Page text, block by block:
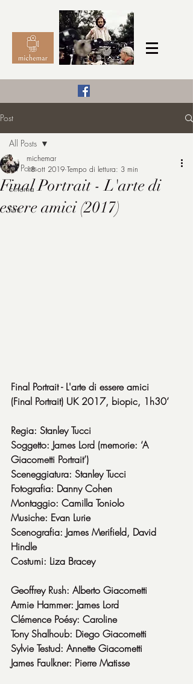
michemar
Post
All Posts
cinema
film
All Posts
Final Portrait - L'arte di
essere amici (2017)
michemar
18 ott 2019 Tempo di lettura: 3 min
Final Portrait - L'arte di essere amici
(Final Portrait) UK 2017, biopic, 1h30’
Regia: Stanley Tucci
Soggetto: James Lord (memorie: ‘A
Giacometti Portrait’)
Sceneggiatura: Stanley Tucci
Fotografia: Danny Cohen
Montaggio: Camilla Toniolo
Musiche: Evan Lurie
Scenografia: James Merifield, David
Hindle
Costumi: Liza Bracey
Geoffrey Rush: Alberto Giacometti
Armie Hammer: James Lord
Clémence Poésy: Caroline
Tony Shalhoub: Diego Giacometti
Sylvie Testud: Annette Giacometti
James Faulkner: Pierre Matisse